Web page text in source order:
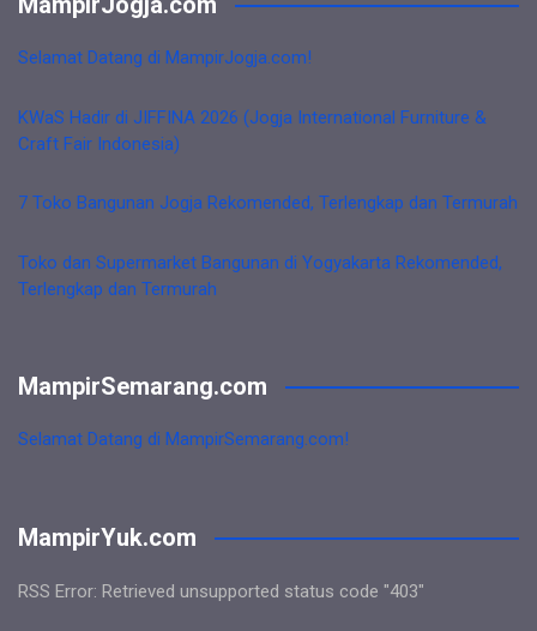
Selamat Datang di MampirJogja.com!
KWaS Hadir di JIFFINA 2026 (Jogja International Furniture &
Craft Fair Indonesia)
7 Toko Bangunan Jogja Rekomended, Terlengkap dan Termurah
Toko dan Supermarket Bangunan di Yogyakarta Rekomended,
Terlengkap dan Termurah
MampirSemarang.com
Selamat Datang di MampirSemarang.com!
MampirYuk.com
RSS Error: Retrieved unsupported status code "403"